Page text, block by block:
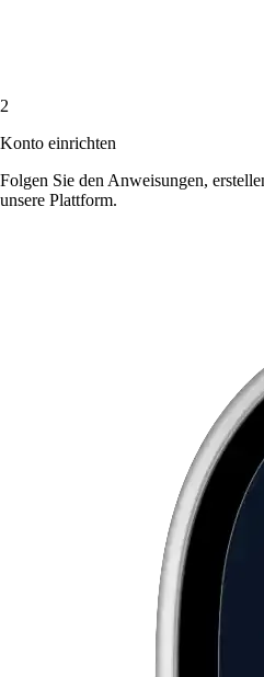
2
Konto einrichten
Folgen Sie den Anweisungen,
unsere Plattform.